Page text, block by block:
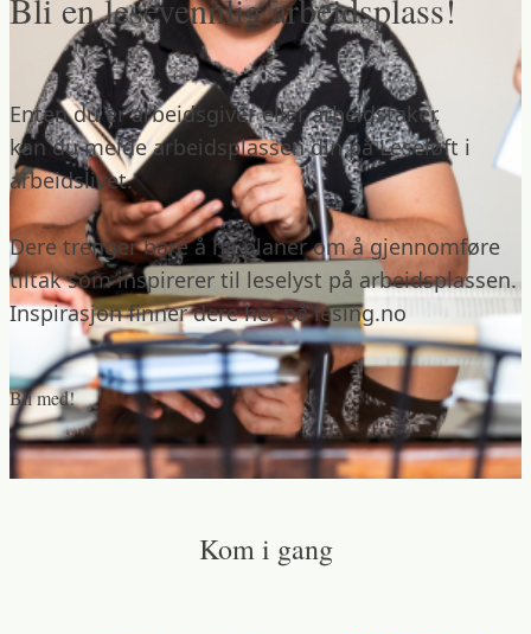
Bli en lesevennlig arbeidsplass!
Enten du er arbeidsgiver eller arbeidstaker,
kan du melde arbeidsplassen din på Leseløft i
arbeidslivet.
Dere trenger bare å ha planer om å gjennomføre
tiltak som inspirerer til leselyst på arbeidsplassen.
Inspirasjon finner dere her på lesing.no
Bli med!
Kom i gang